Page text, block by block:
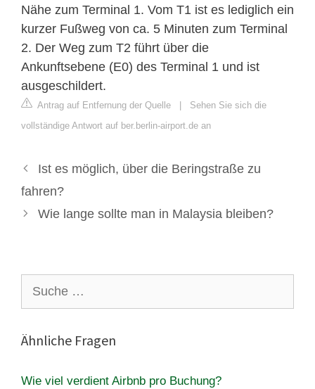
Nähe zum Terminal 1. Vom T1 ist es lediglich ein
kurzer Fußweg von ca. 5 Minuten zum Terminal
2. Der Weg zum T2 führt über die
Ankunftsebene (E0) des Terminal 1 und ist
ausgeschildert.
Antrag auf Entfernung der Quelle | Sehen Sie sich die
vollständige Antwort auf ber.berlin-airport.de an
Ist es möglich, über die Beringstraße zu
fahren?
Wie lange sollte man in Malaysia bleiben?
nach:
Ähnliche Fragen
Wie viel verdient Airbnb pro Buchung?